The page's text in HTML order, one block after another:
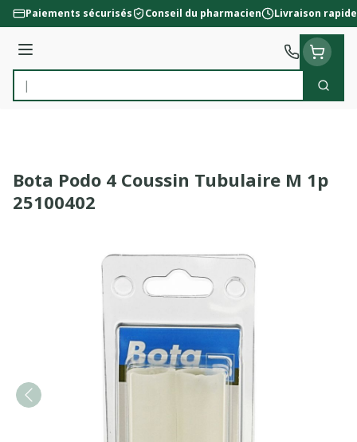
Aller au contenu
Paiements sécurisés Conseil du pharmacien Livraison rapide
Menu
Rechercher
Bota Podo 4 Coussin Tubulaire M 1p
25100402